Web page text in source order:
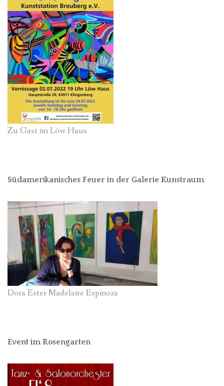
Zu Gast im Löw Haus
Südamerikanisches Feuer in der Galerie Kunstraum
Dora Ester Madelaire Espinoza
Event im Rosengarten